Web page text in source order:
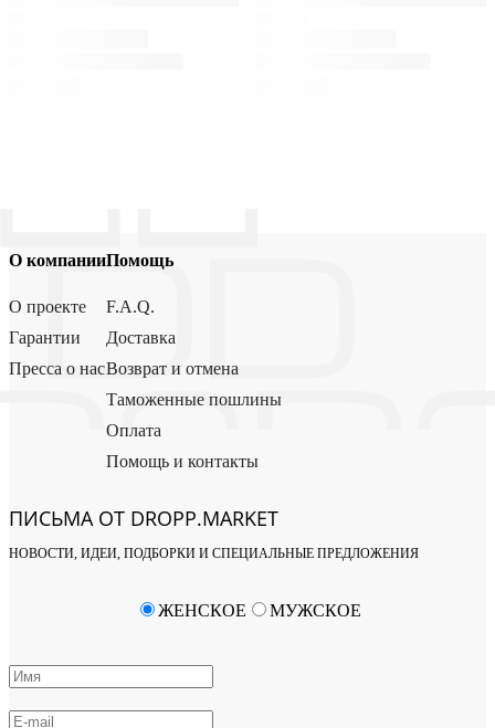
О компании
О проекте
Гарантии
Пресса о нас
Помощь
F.A.Q.
Доставка
Возврат и отмена
Таможенные пошлины
Оплата
Помощь и контакты
ПИСЬМА ОТ DROPP.MARKET
НОВОСТИ, ИДЕИ, ПОДБОРКИ И СПЕЦИАЛЬНЫЕ ПРЕДЛОЖЕНИЯ
ЖЕНСКОЕ МУЖСКОЕ